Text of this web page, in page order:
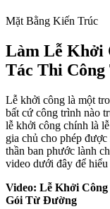
Mặt Bằng Kiến Trúc
Làm Lễ Khởi
Tác Thi Công
Lễ khởi công là một
bất cứ công trình nào
lễ khởi công chính là
gia chủ cho phép
thần ban phước lành
video dưới đây để hiểu
Video: Lễ Khởi
Gói Từ Đường